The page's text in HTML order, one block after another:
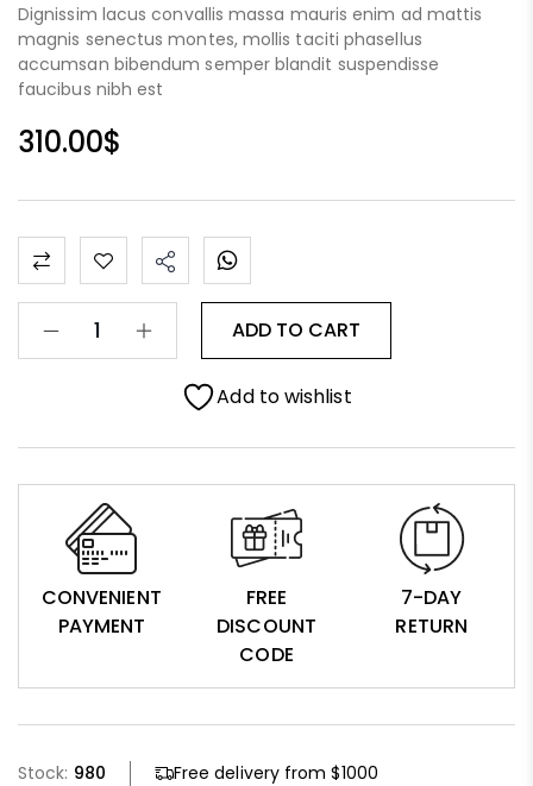
Dignissim lacus convallis massa mauris enim ad mattis
magnis senectus montes, mollis taciti phasellus
accumsan bibendum semper blandit suspendisse
faucibus nibh est
310.00$
ADD TO CART
Add to wishlist
CONVENIENT
PAYMENT
FREE
DISCOUNT
CODE
7-DAY
RETURN
Stock: 980
Free delivery from $1000